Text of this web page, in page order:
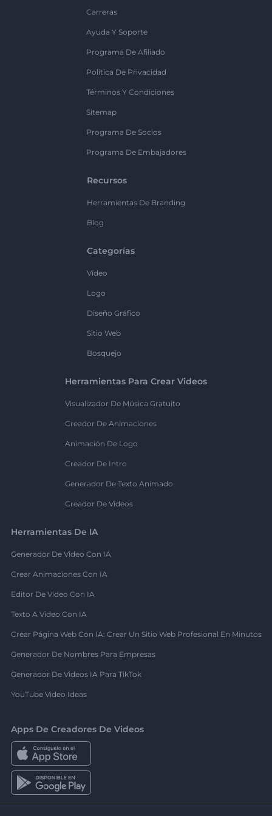
Carreras
Ayuda Y Soporte
Programa De Afiliado
Política De Privacidad
Términos Y Condiciones
Sitemap
Programa De Socios
Programa De Embajadores
Recursos
Herramientas De Branding
Blog
Categorías
Vídeo
Logo
Diseño Gráfico
Sitio Web
Bosquejo
Herramientas Para Crear Videos
Visualizador De Música Gratuito
Creador De Animaciones
Animación De Logo
Creador De Intro
Generador De Texto Animado
Creador De Videos
Herramientas De IA
Generador De Video Con IA
Crear Animaciones Con IA
Editor De Video Con IA
Texto A Video Con IA
Crear Página Web Con IA: Crear Un Sitio Web Profesional En Minutos
Generador De Nombres Para Empresas
Generador De Videos IA Para TikTok
YouTube Video Ideas
Apps De Creadores De Videos